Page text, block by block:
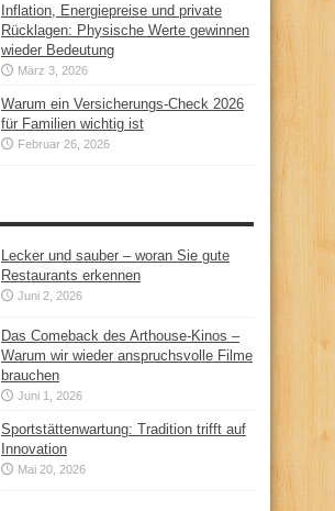
Inflation, Energiepreise und private
Rücklagen: Physische Werte gewinnen
wieder Bedeutung
März 3, 2026
Warum ein Versicherungs-Check 2026
für Familien wichtig ist
Februar 26, 2026
Lecker und sauber – woran Sie gute
Restaurants erkennen
Juni 2, 2026
Das Comeback des Arthouse-Kinos –
Warum wir wieder anspruchsvolle Filme
brauchen
Juni 1, 2026
Sportstättenwartung: Tradition trifft auf
Innovation
Mai 20, 2026